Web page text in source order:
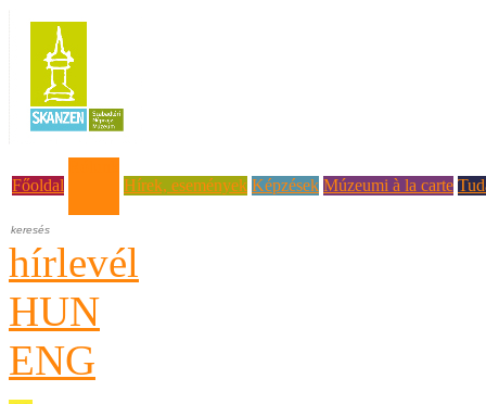
Főoldal
Hírek, események Képzések Múzeumi à la carte
hírlevél
HUN
ENG